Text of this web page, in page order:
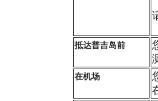
抵达普吉岛前
在机场